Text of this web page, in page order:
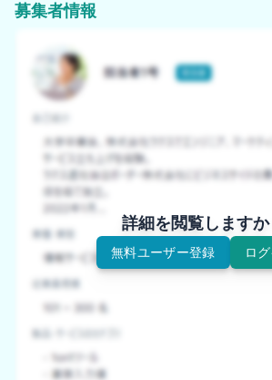
募集者情報
詳細を閲覧しますか
無料ユーザー登録 ロ